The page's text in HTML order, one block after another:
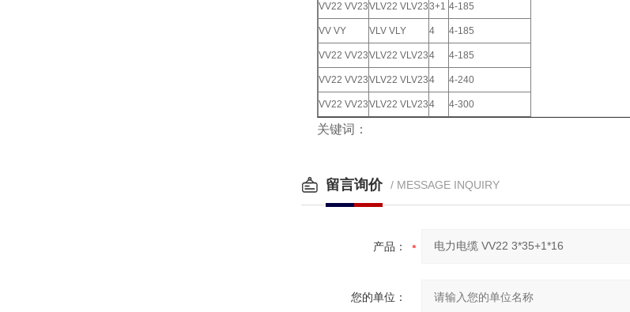
VV22 VV23VLV22 VLV233+1 4-185
VV VY VLV VLY 4 4-185
VV22 VV23VLV22 VLV234 4-185
VV22 VV23VLV22 VLV234 4-240
VV22 VV23VLV22 VLV234 4-300
关键词：
留言询价 / MESSAGE INQUIRY
产品：
您的单位：